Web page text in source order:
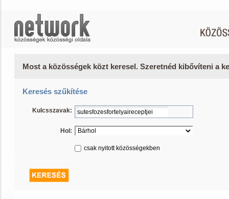
Most a közösségek közt keresel. Szeretnéd kibővíteni a
Keresés szűkítése
Kulcsszavak:
Hol:
csak nyitott közösségekben